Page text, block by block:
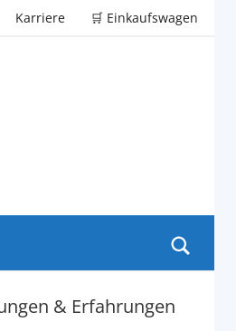
Karriere 🛒 Einkaufswagen
& Erfahrungen